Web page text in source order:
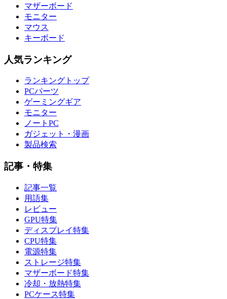
マザーボード
モニター
マウス
キーボード
人気ランキング
ランキングトップ
PCパーツ
ゲーミングギア
モニター
ノートPC
ガジェット・漫画
製品検索
記事・特集
記事一覧
用語集
レビュー
GPU特集
ディスプレイ特集
CPU特集
電源特集
ストレージ特集
マザーボード特集
冷却・放熱特集
PCケース特集